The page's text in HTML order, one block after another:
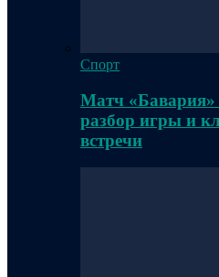
Спорт
Матч
разбор игры и
встречи